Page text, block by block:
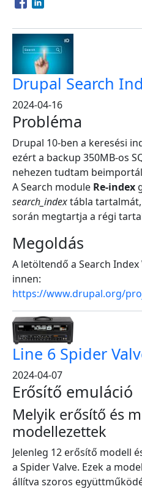
Opens in a new window
Opens in a new window
Drupal Search
2024-04-16
Probléma
Drupal 10-ben a keresési
ezért a backup 350MB-os
nehezen tudtam
A Search module Re-index
search_indextábla
során megtartja a régi
Megoldás
A letöltendő a Search
innen:
https://www.drupal.org/
Line 6 Spider
2024-04-07
Erősítő emuláció
Melyik erősítő és
modellezettek
Jelenleg 12 erősítő modell
a Spider Valve. Ezek a
állítva szoros